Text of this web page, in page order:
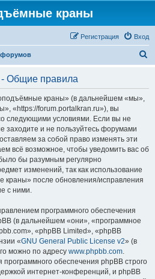
краны
Вход
Регистрация
Общие правила
краны» (в дальнейшем «мы»,
«https://forum.portalkran.ru»), вы
следующими условиями. Если вы не
заходите и не пользуйтесь форумами
за собой право изменять эти
всё возможное, чтобы уведомить вас об
бы разумным регулярно
изменений, так как использование
краны» после обновления/исправления
с ними.
программного обеспечения
(в дальнейшем «они», «программное
«phpBB Limited», «phpBB
«GNU General Public License v2» (в
можно по адресу www.phpbb.com.
обеспечения phpBB строго
интернет-конференций, и phpBB